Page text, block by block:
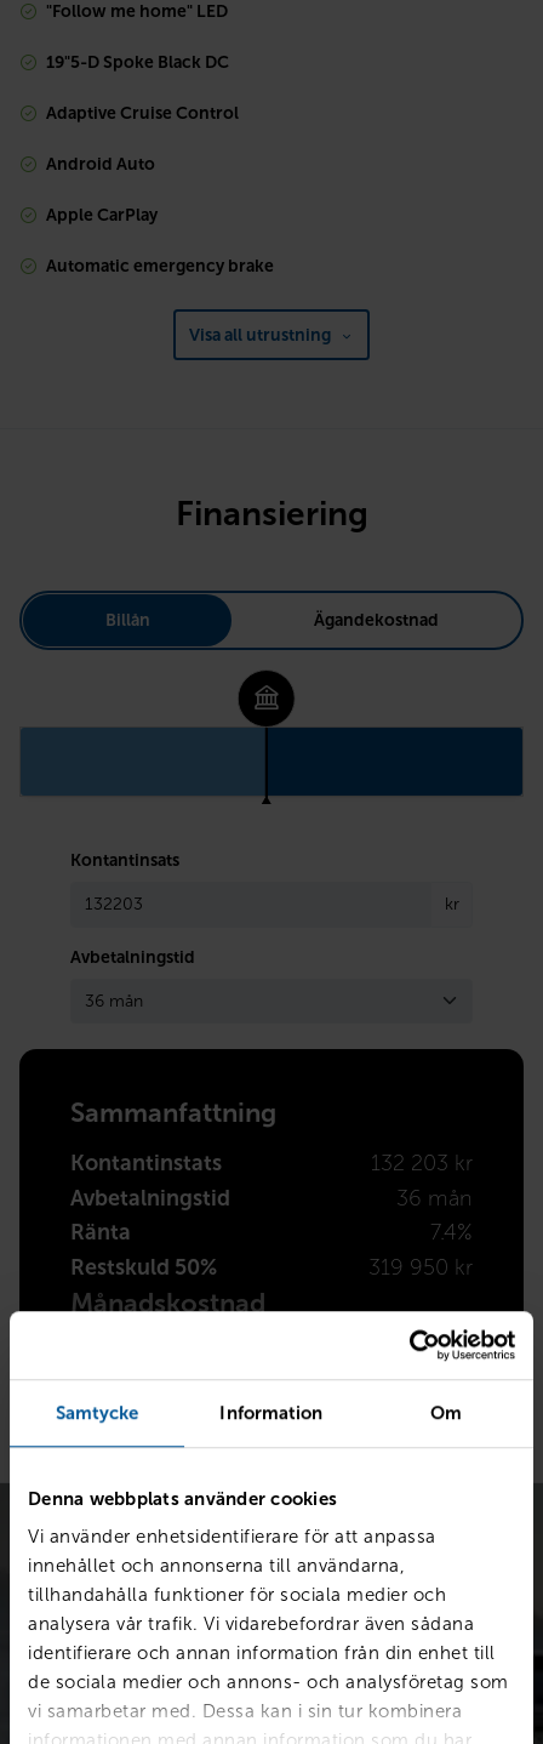
Samtycke Information Om
Denna webbplats använder cookies
Vi använder enhetsidentifierare för att anpassa
innehållet och annonserna till användarna,
tillhandahålla funktioner för sociala medier och
analysera vår trafik. Vi vidarebefordrar även sådana
identifierare och annan information från din enhet till
de sociala medier och annons- och analysföretag som
vi samarbetar med. Dessa kan i sin tur kombinera
"Follow me home" LED
19"5-D Spoke Black DC
Adaptive Cruise Control
Android Auto
Apple CarPlay
Automatic emergency brake
Visa all utrustning
Finansiering
Billån Ägandekostnad
Kontantinsats
kr
Avbetalningstid
Sammanfattning
Kontantinstats
132 203 kr
Avbetalningstid
36 mån
Ränta
7.4%
Restskuld 50%
319 950 kr
Månadskostnad
Värdera bilen kostnadsfritt
Snabb värdering för en första uppskattning av vad din bil är